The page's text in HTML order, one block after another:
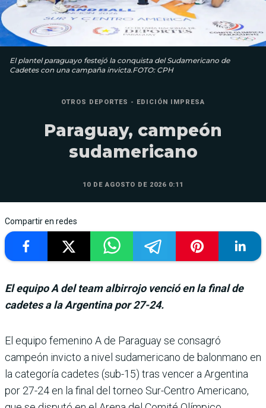
El plantel paraguayo festejó la conquista del Sudamericano de
Cadetes con una campaña invicta.FOTO: CPH
OTROS DEPORTES - EDICIÓN IMPRESA
Paraguay, campeón
sudamericano
10 DE AGOSTO DE 2026 0:11
Compartir en redes
El equipo A del team albirrojo venció en la final de
cadetes a la Argentina por 27-24.
El equipo femenino A de Paraguay se consa­gró
campeón invicto a nivel sudamericano de balon­mano en
la categoría cadetes (sub-15) tras vencer a Argen­tina
por 27-24 en la final del torneo Sur-Centro Ame­ricano,